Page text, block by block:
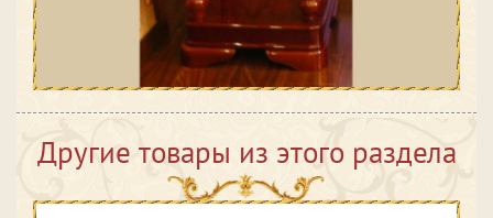
Другие товары из этого раздела